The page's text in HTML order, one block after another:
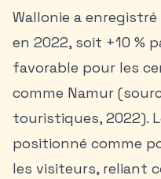
Wallonie a
en 2022, soit +10 %
favorable pour les
comme Namur
touristiques, 2022).
positionné comme
les visiteurs, reliant